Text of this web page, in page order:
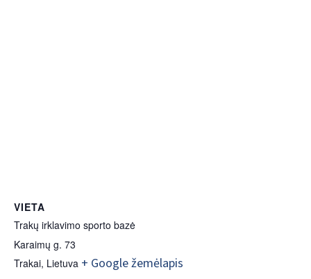
VIETA
Trakų irklavimo sporto bazė
Karaimų g. 73
Trakai, Lietuva + Google žemėlapis